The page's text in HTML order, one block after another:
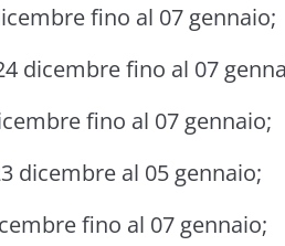
fino al 07 gennaio;
dicembre fino al 07
fino al 07 gennaio;
dicembre al 05 gennaio;
fino al 07 gennaio;